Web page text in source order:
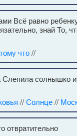
Всё равно
знай То,
что//
солнышко
//Солнце//
отвратительно